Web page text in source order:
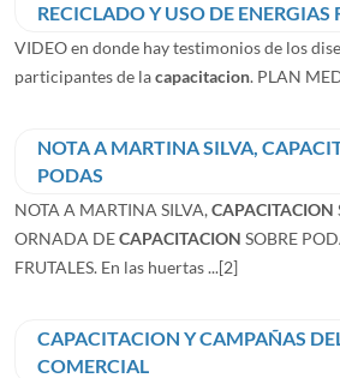
RECICLADO Y USO DE ENERGIAS
VIDEO en donde hay testimonios de los
participantes de lacapacitacion. PLAN
NOTA A MARTINA SILVA,
PODAS
NOTA A MARTINA SILVA,CAPACITACION
ORNADA DECAPACITACION SOBRE
FRUTALES. En las huertas ...[2]
CAPACITACION Y CAMPAÑAS
COMERCIAL